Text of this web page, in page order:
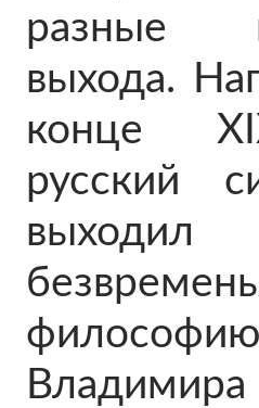
разные
выхода.
конце
русский
Владимира